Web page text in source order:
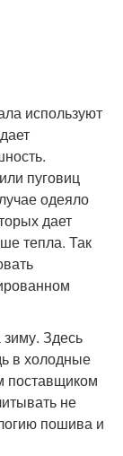
используют
пуговиц
одеяло
дает
тепла. Так
Здесь
в холодные
поставщиком
не
пошива и